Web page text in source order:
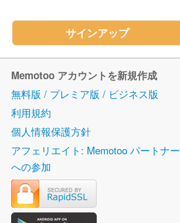
サインアップ
Memotoo アカウントを新規作成
無料版 / プレミア版 / ビジネス版
利用規約
個人情報保護方針
アフェリエイト: Memotoo パートナー
への参加